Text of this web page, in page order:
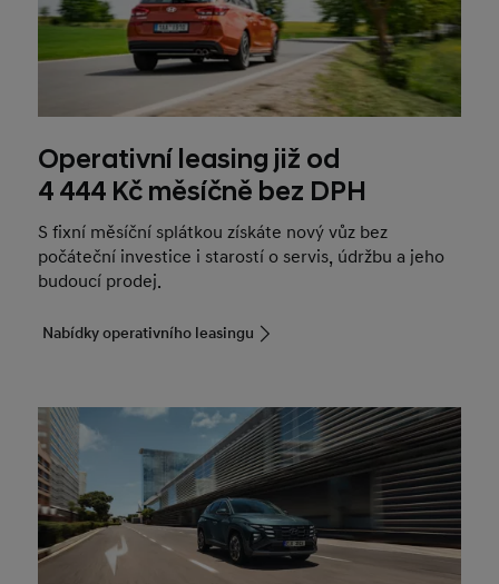
Operativní leasing již od
4 444 Kč měsíčně bez DPH
S fixní měsíční splátkou získáte nový vůz bez
počáteční investice i starostí o servis, údržbu a jeho
budoucí prodej.
Nabídky operativního leasingu